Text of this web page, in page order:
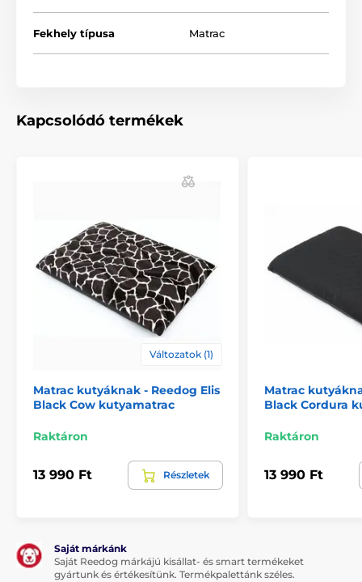
eltérhetnek.)
minőségi és tartós anyag
luxus dizájn
levehető huzat
mosható
A csomag tartalma:
Reedog kutyamatrac
A műszaki specifikációk előzetes értesítés nélkül
Fekhely típusa Matrac
Kapcsolódó termékek
Változatok (1)
Matrac kutyáknak - Reedog Elis
Black Cow kutyamatrac
Raktáron
13 990 Ft Részletek
Matrac
Black Cordura
Raktáron
13 990 Ft
Saját márkánk
Saját Reedog márkájú kisállat- és smart termékeket
gyártunk és értékesítünk. Termékpalettánk széles.